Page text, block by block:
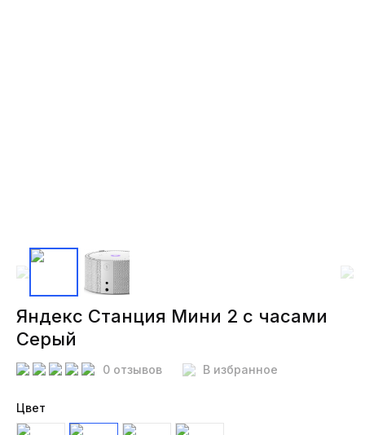
Яндекс Станция Мини 2 с часами
Серый
0 отзывов В избранное
Цвет